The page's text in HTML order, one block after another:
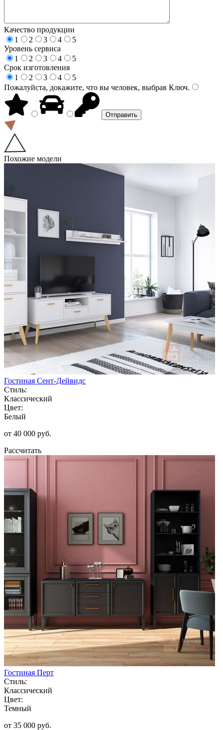
Качество продукции
1
2 3 4
5
Уровень сервиса
1
2 3 4
5
Срок изготовления
1
2 3 4
5
Пожалуйста, докажите, что вы человек, выбрав Ключ.
Похожие модели
Гостиная Сент-Дейвидс
Стиль:
Классический
Цвет:
Белый
от 40 000 руб.
Рассчитать
Гостиная Перт
Стиль:
Классический
Цвет:
Темный
от 35 000 руб.